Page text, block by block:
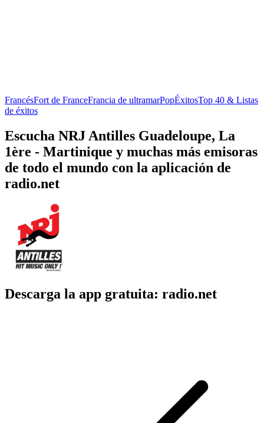
FrancésFort de FranceFrancia de ultramarPopÉxitosTop 40 & Listas
de éxitos
Escucha NRJ Antilles Guadeloupe, La
1ère - Martinique y muchas más emisoras
de todo el mundo con la aplicación de
radio.net
Descarga la app gratuita: radio.net